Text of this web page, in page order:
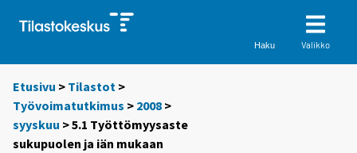
Haku Valikko
Etusivu > Tilastot >
Työvoimatutkimus > 2008 >
syyskuu > 5.1 Työttömyysaste
sukupuolen ja iän mukaan